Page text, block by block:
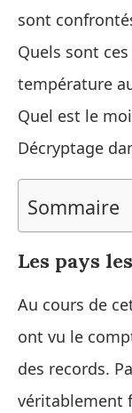
sont
Quels sont
température
Quel est le
Décryptage
Sommaire
Les pays
Au cours de
ont vu le
des records.
véritablement